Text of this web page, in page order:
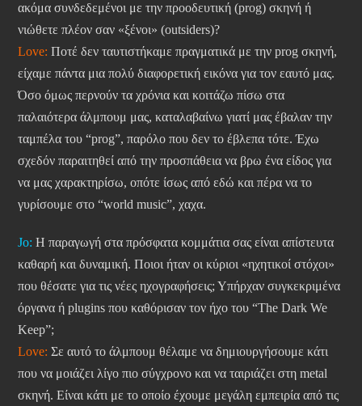
ακόμα συνδεδεμένοι με την προοδευτική (prog) σκηνή ή
νιώθετε πλέον σαν «ξένοι» (outsiders)?
Love: Ποτέ δεν ταυτιστήκαμε πραγματικά με την prog σκηνή,
είχαμε πάντα μια πολύ διαφορετική εικόνα για τον εαυτό μας.
Όσο όμως περνούν τα χρόνια και κοιτάζω πίσω στα
παλαιότερα άλμπουμ μας, καταλαβαίνω γιατί μας έβαλαν την
ταμπέλα του “prog”, παρόλο που δεν το έβλεπα τότε. Έχω
σχεδόν παραιτηθεί από την προσπάθεια να βρω ένα είδος για
να μας χαρακτηρίσω, οπότε ίσως από εδώ και πέρα να το
γυρίσουμε στο “world music”, χαχα.
Jo: Η παραγωγή στα πρόσφατα κομμάτια σας είναι απίστευτα
καθαρή και δυναμική. Ποιοι ήταν οι κύριοι «ηχητικοί στόχοι»
που θέσατε για τις νέες ηχογραφήσεις; Υπήρχαν συγκεκριμένα
όργανα ή plugins που καθόρισαν τον ήχο του “The Dark We
Keep”;
Love: Σε αυτό το άλμπουμ θέλαμε να δημιουργήσουμε κάτι
που να μοιάζει λίγο πιο σύγχρονο και να ταιριάζει στη metal
σκηνή. Είναι κάτι με το οποίο έχουμε μεγάλη εμπειρία από τις